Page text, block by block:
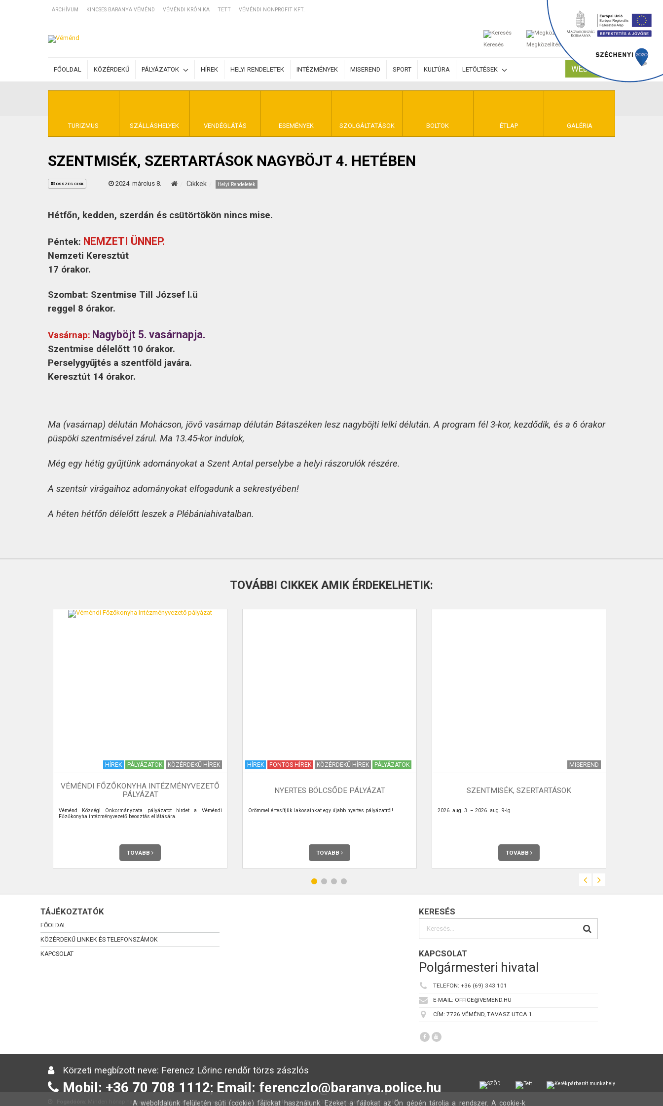
ARCHÍVUM KINCSES BARANYA VÉMÉND VÉMÉNDI KRÓNIKA TETT VÉMÉNDI NONPROFIT KFT.
Keresés Megközelítés
0
FŐOLDAL KÖZÉRDEKŰ PÁLYÁZATOK HÍREK HELYI RENDELETEK INTÉZMÉNYEK MISEREND SPORT KULTÚRA LETÖLTÉSEK WEBSHOP
TURIZMUS SZÁLLÁSHELYEK VENDÉGLÁTÁS ESEMÉNYEK SZOLGÁLTATÁSOK BOLTOK ÉTLAP GALÉRIA
SZÁLLÁSOK
BEJEGYZÉSEK
ÁLTALÁNOS SZERZŐDÉSI FELTÉTELEK
KINCSES BARANYA VÉMÉND
KAPCSOLAT
SZENTMISÉK, SZERTARTÁSOK NAGYBÖJT 4. HETÉBEN
ÖSSZES CIKK 2024. március 8. Cikkek Helyi Rendeletek
Hétfőn, kedden, szerdán és csütörtökön nincs mise.
Péntek: NEMZETI ÜNNEP.
Nemzeti Keresztút
17 órakor.
Szombat: Szentmise Till József l.ü
reggel 8 órakor.
Vasárnap: Nagyböjt 5. vasárnapja.
Szentmise délelőtt 10 órakor.
Perselygyűjtés a szentföld javára.
Keresztút 14 órakor.
Ma (vasárnap) délután Mohácson, jövő vasárnap délután Bátaszéken lesz nagyböjti lelki délután. A program fél 3-kor, kezdődik, és a 6 órakor
püspöki szentmisével zárul. Ma 13.45-kor indulok,
Még egy hétig gyűjtünk adományokat a Szent Antal perselybe a helyi rászorulók részére.
A szentsír virágaihoz adományokat elfogadunk a sekrestyében!
A héten hétfőn délelőtt leszek a Plébániahivatalban.
TOVÁBBI CIKKEK AMIK ÉRDEKELHETIK:
HÍREK PÁLYÁZATOK KÖZÉRDEKŰ HÍREK
VÉMÉNDI FŐZŐKONYHA INTÉZMÉNYVEZETŐ
PÁLYÁZAT
Véménd Községi Önkormányzata pályázatot hirdet a Véméndi
Főzőkonyha intézményvezető beosztás ellátására.
TOVÁBB
HÍREK FONTOS HÍREK KÖZÉRDEKŰ HÍREK PÁLYÁZATOK
NYERTES BÖLCSŐDE PÁLYÁZAT
Örömmel értesítjük lakosainkat egy újabb nyertes pályázatról!
TOVÁBB
MISEREND
SZENTMISÉK, SZERTARTÁSOK
2026. aug. 3. – 2026. aug. 9-ig
TOVÁBB
TÁJÉKOZTATÓK
FŐOLDAL
KÖZÉRDEKŰ LINKEK ÉS TELEFONSZÁMOK
KAPCSOLAT
KERESÉS
KAPCSOLAT
Polgármesteri hivatal
TELEFON: +36 (69) 343 101
E-MAIL: OFFICE@VEMEND.HU
CÍM: 7726 VÉMÉND, TAVASZ UTCA 1.
Körzeti megbízott neve: Ferencz Lőrinc rendőr törzs zászlós
Mobil: +36 70 708 1112; Email: ferenczlo@baranya.police.hu
Minden hónap harmadik hetének csütörtöki napján 13:00 - 15:00 Fogadóóra helye:7700 Mohács, Budapesti út 14/B
A weboldalunk felületén süti (cookie) fájlokat használunk. Ezeket a fájlokat az Ön gépén tárolja a rendszer. A cookie-k